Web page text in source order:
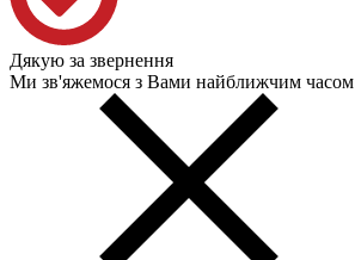
Дякую за звернення
Ми зв'яжемося з Вами найближчим часом